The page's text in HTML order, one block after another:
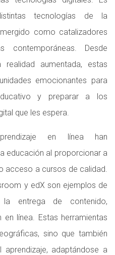
tecnologías de la
como catalizadores
Desde
aumentada, estas
emocionantes para
y preparar a los
que les espera.
en línea han
educación al proporcionar a
acceso a cursos de calidad.
y edX son ejemplos de
entrega de contenido,
línea. Estas herramientas
sino que también
adaptándose a